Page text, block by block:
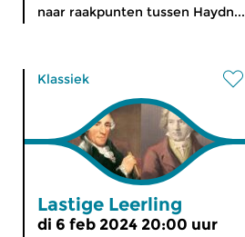
naar raakpunten tussen Haydn...
Klassiek
Lastige Leerling
di 6 feb 2024 20:00 uur